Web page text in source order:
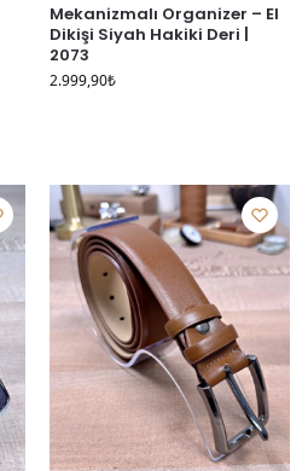
Mekanizmalı Organizer – El
Dikişi Siyah Hakiki Deri |
2073
2.999,90₺